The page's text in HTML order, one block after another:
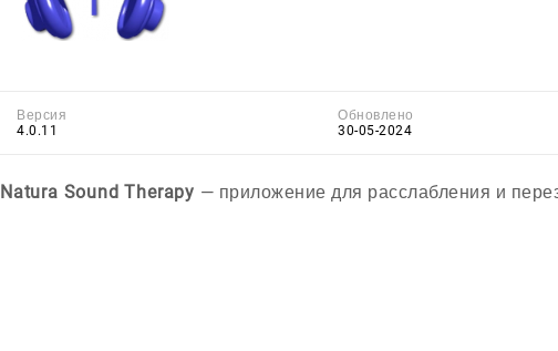
Версия
4.0.11
Обновлено
30-05-2024
Natura Sound Therapy — приложение для расслабления и